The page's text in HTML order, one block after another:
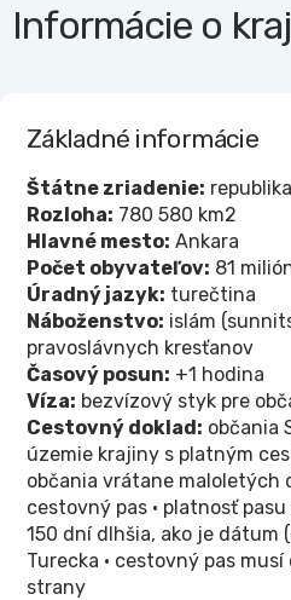
Informácie o
Základné informácie
Štátne zriadenie: republika
Rozloha: 780 580 km2
Hlavné mesto: Ankara
Počet obyvateľov: 81
Úradný jazyk: turečtina
Náboženstvo: islám
pravoslávnych kresťanov
Časový posun: +1 hodina
Víza: bezvízový styk pre
Cestovný doklad: občania
územie krajiny s platným
občania vrátane maloletých
cestovný pas • platnosť
150 dní dlhšia, ako je dátum
Turecka • cestovný pas
strany